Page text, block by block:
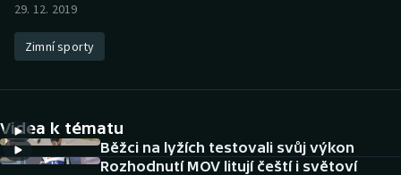
Atletika
DALŠÍ SPORTY
29. 12. 2019
Zimní sporty
Videa k tématu
Běžci na lyžích testovali svůj výkon
Rozhodnutí MOV litují čeští i světoví